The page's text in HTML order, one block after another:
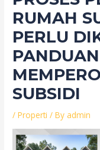
RUMAH
PERLU
SUBSIDI
/Properti / By admin